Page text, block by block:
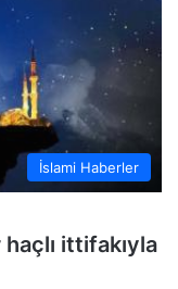
İslami Haberler
ittifakıyla